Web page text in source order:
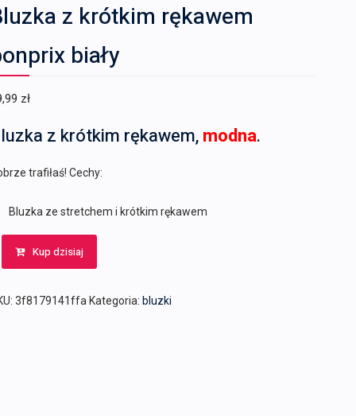
z krótkim rękawem
biały
zł
z krótkim rękawem,modna.
trafiłaś! Cechy:
Bluzka ze stretchem i krótkim rękawem
Kup dzisiaj
3f8179141ffa Kategoria: bluzki